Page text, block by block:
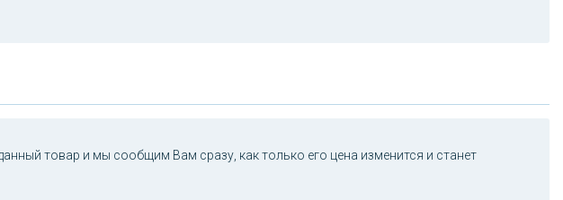
товар и мы сообщим Вам сразу, как только его цена изменится и станет